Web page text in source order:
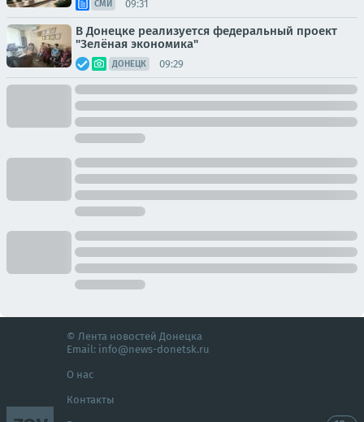
СМИ 09:31
В Донецке реализуется федеральный проект
"Зелёная экономика"
ДОНЕЦК 09:29
© Лента новостей Донецка
Email: info@news-donetsk.ru
О нас
Контакты